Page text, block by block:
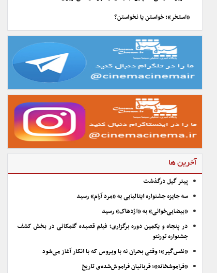
«استخر»؛ خواستن یا نخواستن؟
آخرین ها
پیتر گیل درگذشت
سه جایزه جشنواره ایتالیایی به «مرد آرام» رسید
«بیضایی‌خوانی» به «اژدهاک» رسید
در پنجاه و یکمین دوره برگزاری؛ فیلم قصیده گلمکانی در بخش کشف
جشنواره تورنتو
«نفس‌گیر»؛ وقتی بحران نه با ویروس که با انکار آغاز می‌شود
«فراموشخانه»؛ قربانیان فراموش‌شده‌ی تاریخ